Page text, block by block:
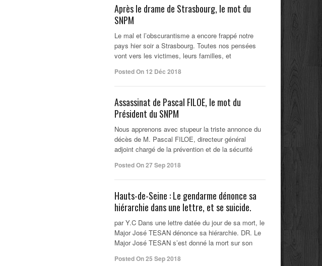
Après le drame de Strasbourg, le mot du
SNPM
Le mal et l’obscurantisme a encore frappé notre
pays hier soir a Strasbourg. Toutes nos pensées
vont vers les victimes, leurs familles, et
Posted On 12 Déc 2018
Assassinat de Pascal FILOE, le mot du
Président du SNPM
Nous apprenons avec stupeur la triste annonce du
décès de M. Pascal FILOE, directeur général
adjoint chargé de la prévention et de la sécurité
Posted On 27 Sep 2018
Hauts-de-Seine : Le gendarme dénonce sa
hiérarchie dans une lettre, et se suicide.
par Y.C Dans une lettre datée du jour de sa mort, le
Major José TESAN dénonce sa hiérarchie. DR. Le
Major José TESAN s’est donné la mort sur son
Posted On 25 Sep 2018